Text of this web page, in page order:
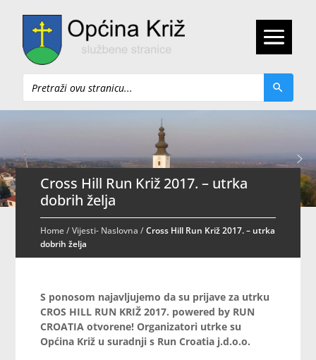
Pretraži
Cross Hill Run Križ 2017. – utrka
dobrih želja
Home/Vijesti- Naslovna /Cross Hill Run Križ 2017. – utrka
dobrih želja
S ponosom najavljujemo da su prijave za utrku
CROS HILL RUN KRIŽ 2017. powered by RUN
CROATIA otvorene!Organizatori utrke su
Općina Križ u suradnji s Run Croatia j.d.o.o.